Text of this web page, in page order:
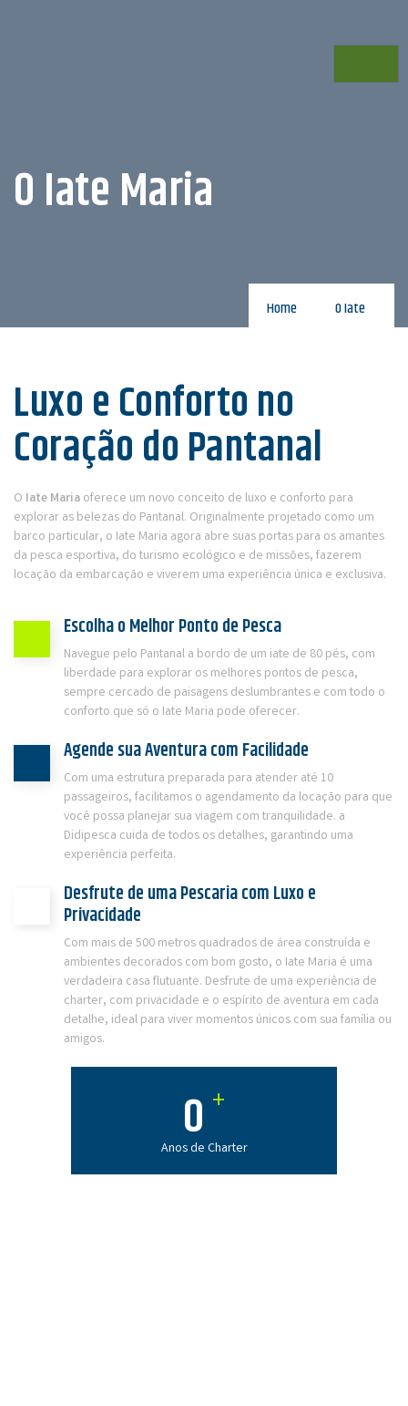
O Iate Maria
Home O Iate
0 +
Anos de Charter
Luxo e Conforto no
Coração do Pantanal
O Iate Maria oferece um novo conceito de luxo e conforto para
explorar as belezas do Pantanal. Originalmente projetado como um
barco particular, o Iate Maria agora abre suas portas para os amantes
da pesca esportiva, do turismo ecológico e de missões, fazerem
locação da embarcação e viverem uma experiência única e exclusiva.
Escolha o Melhor Ponto de Pesca
Navegue pelo Pantanal a bordo de um iate de 80 pés, com
liberdade para explorar os melhores pontos de pesca,
sempre cercado de paisagens deslumbrantes e com todo o
conforto que só o Iate Maria pode oferecer.
Agende sua Aventura com Facilidade
Com uma estrutura preparada para atender até 10
passageiros, facilitamos o agendamento da locação para que
você possa planejar sua viagem com tranquilidade. a
Didipesca cuida de todos os detalhes, garantindo uma
experiência perfeita.
Desfrute de uma Pescaria com Luxo e
Privacidade
Com mais de 500 metros quadrados de área construída e
ambientes decorados com bom gosto, o Iate Maria é uma
verdadeira casa flutuante. Desfrute de uma experiência de
charter, com privacidade e o espírito de aventura em cada
detalhe, ideal para viver momentos únicos com sua família ou
amigos.